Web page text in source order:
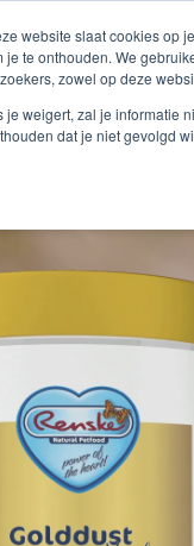
website slaat cookies op
je te onthouden. We
zowel op deze
je weigert, zal je informatie
dat je niet gevolgd